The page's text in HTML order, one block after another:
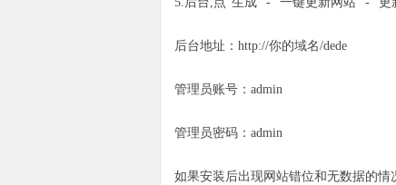
后台地址：http://你的域名/dede
管理员账号：admin
管理员密码：admin
如果安装后出现网站错位和无数据的情